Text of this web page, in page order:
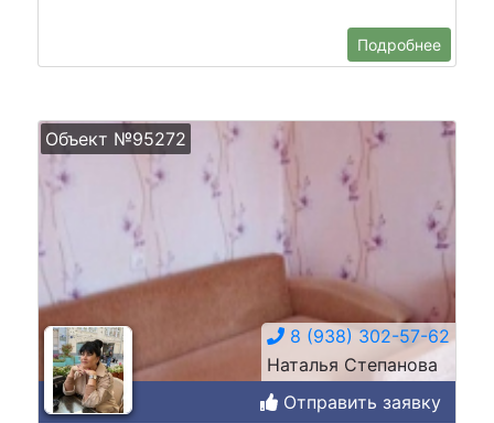
Подробнее
Объект №95272
8 (938) 302-57-62
Наталья Степанова
Отправить заявку